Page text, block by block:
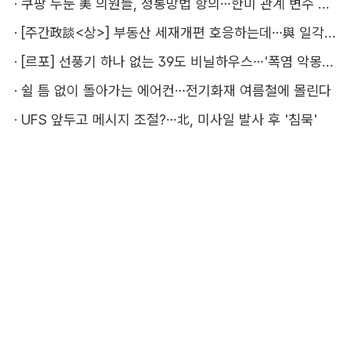
·
쿠팡 두둔 美 의원들, 정통망법 항의…한미 관계 변수 될까
·
[주간政談<상>] 부동산 세재개편 호응하는데…與 일각의 속내
·
[르포] 선풍기 하나 없는 39도 비닐하우스…'폭염 악몽' 꾸는 이주노동자
· 쉴 틈 없이 돌아가는 에어컨…전기화재 여름철에 몰린다
· UFS 앞두고 메시지 조절?…北, 미사일 발사 후 '침묵'